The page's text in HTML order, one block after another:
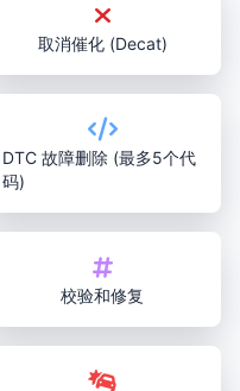
取消催化 (Decat)
DTC 故障删除 (最多5个代
码)
校验和修复